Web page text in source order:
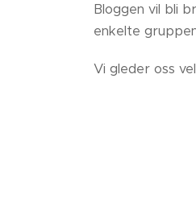
Bloggen vil bli
enkelte
Vi gleder oss